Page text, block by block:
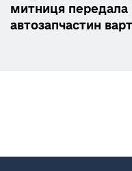
митниця передала
автозапчастин